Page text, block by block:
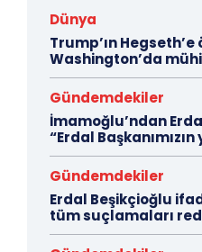
Dünya
Trump’ın
Washington’da
Gündemdekiler
İmamoğlu’ndan
“Erdal Başkanımızın
Gündemdekiler
Erdal Beşikçioğlu
tüm suçlamaları